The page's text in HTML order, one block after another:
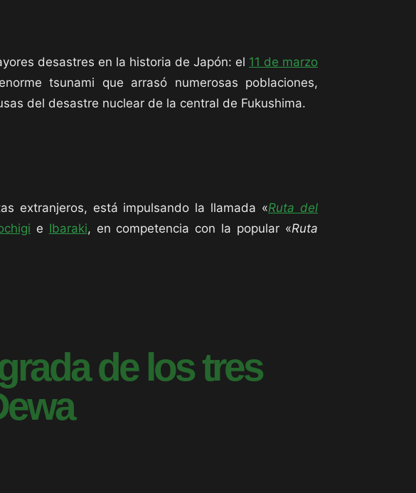
desastres en la historia de Japón: el 11 de marzo
tsunami que arrasó numerosas poblaciones,
del desastre nuclear de la central de Fukushima.
extranjeros, está impulsando la llamada «Ruta del
e Ibaraki, en competencia con la popular «Ruta
de los tres